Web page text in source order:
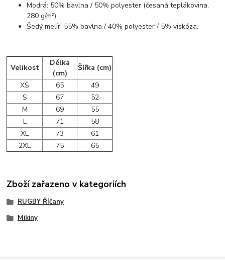
Modrá: 50% bavlna / 50% polyester (česaná teplákovina,
280 g/m²).
Šedý melír: 55% bavlna / 40% polyester / 5% viskóza.
Velikost
Délka
(cm)
Šířka (cm)
XS
65
49
S
67
52
M
69
55
L
71
58
XL
73
61
2XL
75 65
Zboží zařazeno v kategoriích
RUGBY Říčany
Mikiny